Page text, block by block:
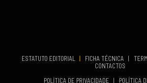
ESTATUTO EDITORIAL | FICHA TÉCNICA |
CONTACTOS
POLÍTICA DE PRIVACIDADE
| POLÍTICA